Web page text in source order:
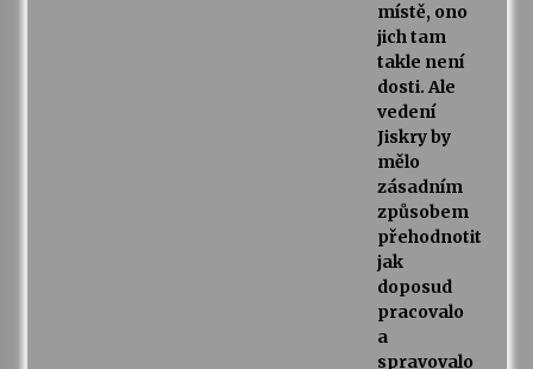
místě, ono
jich tam
takle není
dosti. Ale
vedení
Jiskry by
mělo
zásadním
způsobem
přehodnotit
jak
doposud
pracovalo
a
spravovalo